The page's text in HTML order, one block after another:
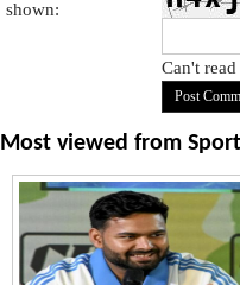
shown:
Can't
Most viewed from